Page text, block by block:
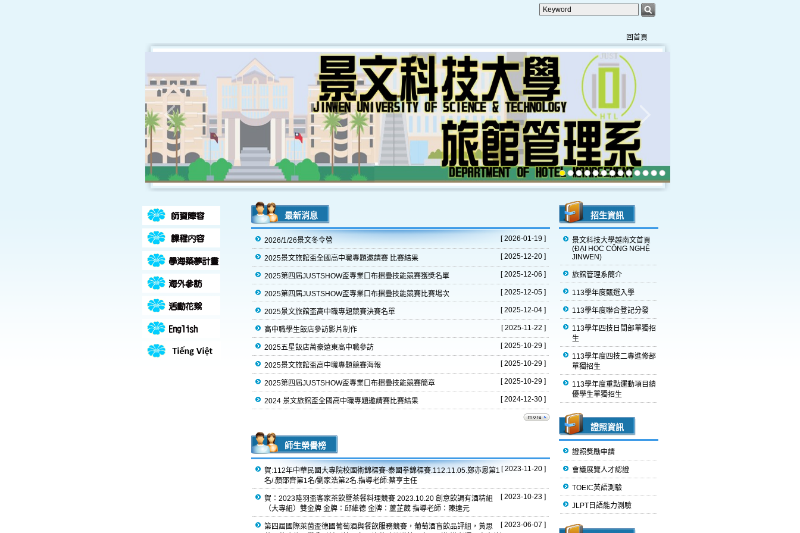
回首頁
最新消息
[ 2026-01-19 ]
2026/1/26景文冬令營
[ 2025-12-20 ]
2025景文旅館盃全國高中職專題邀請賽 比賽結果
[ 2025-12-06 ]
2025第四屆JUSTSHOW盃專業口布摺疊技能競賽獲獎名單
[ 2025-12-05 ]
2025第四屆JUSTSHOW盃專業口布摺疊技能競賽比賽場次
[ 2025-12-04 ]
2025景文旅館盃高中職專題競賽決賽名單
[ 2025-11-22 ]
高中職學生飯店參訪影片制作
[ 2025-10-29 ]
2025五星飯店萬豪遠東高中職參訪
[ 2025-10-29 ]
2025景文旅館盃高中職專題競賽海報
[ 2025-10-29 ]
2025第四屆JUSTSHOW盃專業口布摺疊技能競賽簡章
[ 2024-12-30 ]
2024 景文旅館盃全國高中職專題邀請賽比賽結果
師生榮譽榜
[ 2023-11-20 ]
賀:112年中華民國大專院校國術錦標賽-泰國拳錦標賽.112.11.05.鄭亦恩第1
名/.顏邵齊第1名/劉家浩第2名.指導老師:蔡亨主任
[ 2023-10-23 ]
賀：2023陸羽盃客家茶飲暨茶餐料理競賽 2023.10.20 創意飲調有酒精組
（大專組）雙金牌 金牌：邱維德 金牌：蘆芷葳 指導老師：陳達元
[ 2023-06-07 ]
第四屆國際萊茵盃德國葡萄酒與餐飲服務競賽，葡萄酒盲飲品評組，黃思
招生資訊
景文科技大學越南文首頁
(ĐẠI HỌC CÔNG NGHỆ
JINWEN)
旅館管理系簡介
113學年度甄選入學
113學年度聯合登記分發
113學年四技日間部單獨招
生
113學年度四技二專進修部
單獨招生
113學年度重點運動項目績
優學生單獨招生
證照資訊
證照獎勵申請
會議展覽人才認證
TOEIC英語測驗
JLPT日語能力測驗